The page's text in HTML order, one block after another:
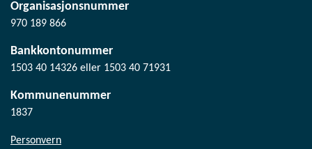
Organisasjonsnummer
970 189 866
Bankkontonummer
1503 40 14326 eller 1503 40 71931
Kommunenummer
1837
Personvern